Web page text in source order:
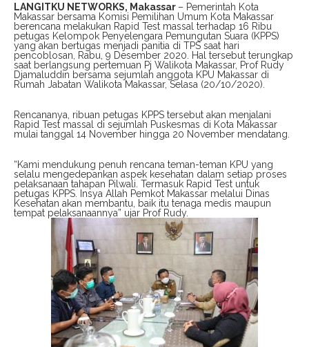
LANGITKU NETWORKS, Makassar – Pemerintah Kota
Makassar bersama Komisi Pemilihan Umum Kota Makassar
berencana melakukan Rapid Test massal terhadap 16 Ribu
petugas Kelompok Penyelengara Pemungutan Suara (KPPS)
yang akan bertugas menjadi panitia di TPS saat hari
pencoblosan, Rabu, 9 Desember 2020. Hal tersebut terungkap
saat berlangsung pertemuan Pj Walikota Makassar, Prof Rudy
Djamaluddin bersama sejumlah anggota KPU Makassar di
Rumah Jabatan Walikota Makassar, Selasa (20/10/2020).
Rencananya, ribuan petugas KPPS tersebut akan menjalani
Rapid Test massal di sejumlah Puskesmas di Kota Makassar
mulai tanggal 14 November hingga 20 November mendatang.
“Kami mendukung penuh rencana teman-teman KPU yang
selalu mengedepankan aspek kesehatan dalam setiap proses
pelaksanaan tahapan Pilwali. Termasuk Rapid Test untuk
petugas KPPS. Insya Allah Pemkot Makassar melalui Dinas
Kesehatan akan membantu, baik itu tenaga medis maupun
tempat pelaksanaannya” ujar Prof Rudy.